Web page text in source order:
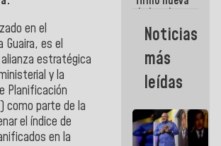
en el
Guaira, es el
estratégica
y la
Planificación
como parte de la
el índice de
en la
de Ley de
Arrendamiento
aprobada
por la AN
Noticias
más
leídas